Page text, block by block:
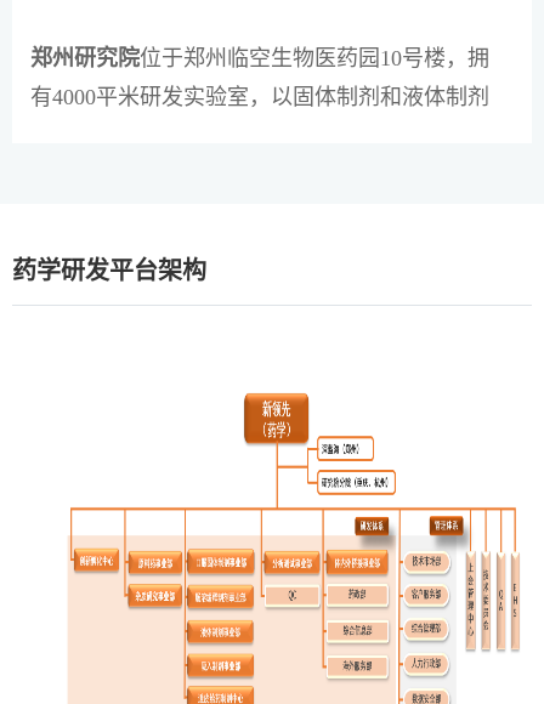
郑州研究院位于郑州临空生物医药园10号楼，拥
有4000平米研发实验室，以固体制剂和液体制剂
米研发实验室，设置有制剂小试研究区、中试验
试制生产等研究工作。
位于萧山区吉华生物园6号楼，共
3000平方米。是一家专注国内首家儿科专项研究
院，以临床需求为导向，通过各类掩味技术、改
变给药途径等方式，致力于儿童制剂以及吞咽困
难等特殊人群用药的产品开发。覆盖中药制剂、
吸入剂、外用制剂、混悬剂、微片、细粒剂、颗
药学研发平台架构